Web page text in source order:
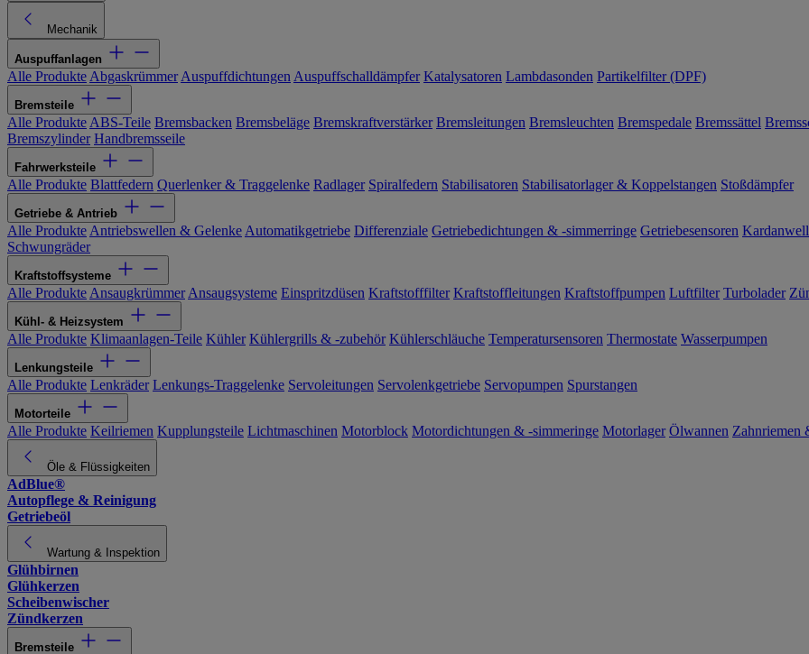
Mechanik
Auspuffanlagen
Alle Produkte Abgaskrümmer Auspuffdichtungen Auspuffschalldämpfer Katalysatoren Lambdasonden Partikelfilter (DPF)
Bremsteile
Alle Produkte ABS-Teile Bremsbacken Bremsbeläge Bremskraftverstärker Bremsleitungen Bremsleuchten Bremspedale Bremssättel
Bremszylinder Handbremsseile
Fahrwerksteile
Alle Produkte Blattfedern Querlenker & Traggelenke Radlager Spiralfedern Stabilisatoren Stabilisatorlager & Koppelstangen Stoßdämpfer
Getriebe & Antrieb
Alle Produkte Antriebswellen & Gelenke Automatikgetriebe Differenziale Getriebedichtungen & -simmerringe Getriebesensoren
Schwungräder
Kraftstoffsysteme
Alle Produkte Ansaugkrümmer Ansaugsysteme Einspritzdüsen Kraftstofffilter Kraftstoffleitungen Kraftstoffpumpen Luftfilter Turbolader
Kühl- & Heizsystem
Alle Produkte Klimaanlagen-Teile Kühler Kühlergrills & -zubehör Kühlerschläuche Temperatursensoren Thermostate Wasserpumpen
Lenkungsteile
Alle Produkte Lenkräder Lenkungs-Traggelenke Servoleitungen Servolenkgetriebe Servopumpen Spurstangen
Motorteile
Alle Produkte Keilriemen Kupplungsteile Lichtmaschinen Motorblock Motordichtungen & -simmeringe Motorlager Ölwannen Zahnriemen
Öle & Flüssigkeiten
AdBlue®
Autopflege & Reinigung
Getriebeöl
Wartung & Inspektion
Glühbirnen
Glühkerzen
Scheibenwischer
Zündkerzen
Bremsteile